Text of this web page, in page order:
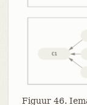
Figuur 46.